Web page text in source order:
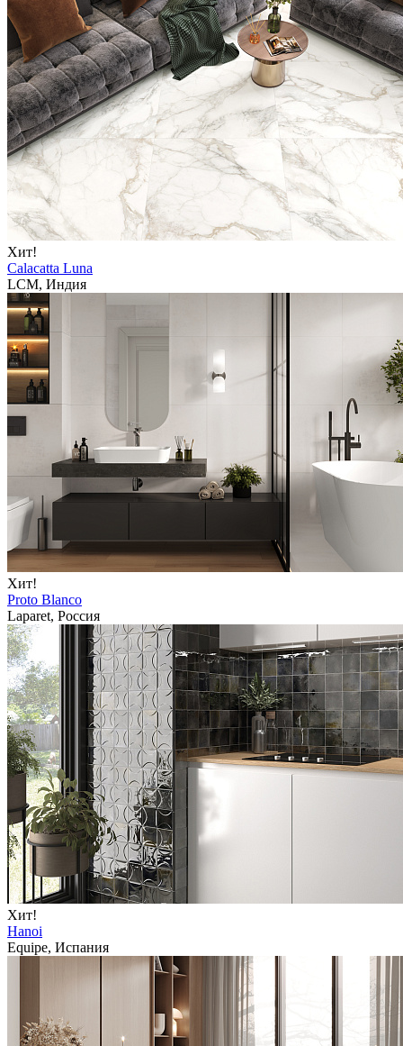
Хит!
Calacatta Luna
LCM, Индия
Хит!
Proto Blanco
Laparet, Россия
Хит!
Hanoi
Equipe, Испания